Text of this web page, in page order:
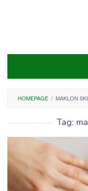
HOMEPAGE / MAKLON
Tag: